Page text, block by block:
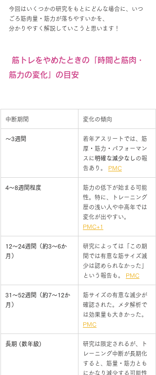
今回はいくつかの研究をもとにどんな場合に、いつ
ごろ筋肉量・筋力が落ちやすいかを、
分かりやすく解説していこうと思います！
筋力の変化」の目安
中断期間 変化の傾向
〜3週間
若年アスリートでは、筋
厚・筋力・パフォーマン
スに 明確な減少なしの報
告あり。 PMC
4〜8週間程度
筋力の低下が始まる可能
性。特に、トレーニング
歴の浅い人や中高年では
変化が出やすい。
PMC+1
12〜24週間（約3〜6か
月）
研究によっては「この期
間では有意な筋サイズ減
少は認められなかった」
という報告も。 PMC
31〜52週間（約7〜12か
月）
筋サイズの有意な減少が
確認された。メタ解析で
は効果量も大きかった。
PMC
長期 (数年級)
研究は限定されるが、ト
レーニング中断が長期化
すると、筋量・筋力とも
にかなり減少する可能性